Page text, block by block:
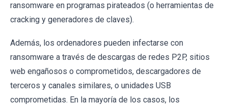
ransomware en programas pirateados (o herramientas de
cracking y generadores de claves).
Además, los ordenadores pueden infectarse con
ransomware a través de descargas de redes P2P, sitios
web engañosos o comprometidos, descargadores de
terceros y canales similares, o unidades USB
comprometidas. En la mayoría de los casos, los